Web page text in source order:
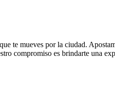
te mueves por la ciudad.
compromiso es brindarte una